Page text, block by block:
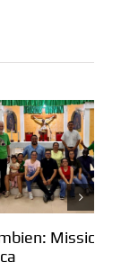
Mission in